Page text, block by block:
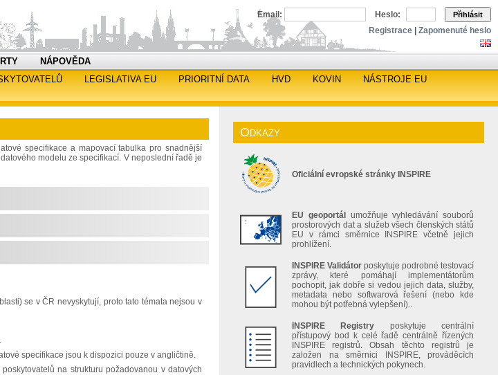
Email: Heslo: Přihlásit
Registrace Zapomenuté heslo
NÁPOVĚDA
LEGISLATIVA EU PRIORITNÍ DATA HVD KOVIN
NÁSTROJE EU
specifikace a mapovací tabulka pro snadnější
modelu ze specifikací. V neposlední řadě je
se v ČR nevyskytují, proto tato témata nejsou v
specifikace jsou k dispozici pouze v angličtině.
na strukturu požadovanou v datových
Odkazy
Oficiální evropské stránky INSPIRE
EU geoportál
umožňuje vyhledávání souborů
prostorových dat a služeb všech členských států
EU v rámci směrnice INSPIRE včetně jejich
prohlížení.
INSPIRE Validátor poskytuje podrobné testovací
zprávy, které pomáhají implementátorům
pochopit, jak dobře si vedou jejich data, služby,
metadata nebo softwarová řešení (nebo kde
mohou být potřebná vylepšení)..
INSPIRE Registry poskytuje centrální
přístupový bod k celé řadě centrálně řízených
INSPIRE registrů. Obsah těchto registrů je
založen na směrnici INSPIRE, prováděcích
pravidlech a technických pokynech.